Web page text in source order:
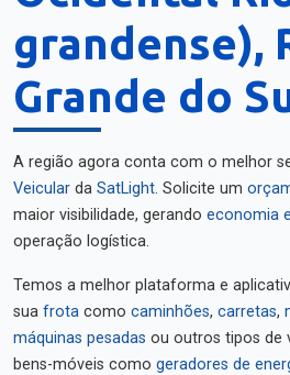
grandense),
Grande do
A região agora conta com o melhor
Veicular da SatLight. Solicite um
maior visibilidade, gerando economia
operação logística.
Temos a melhor plataforma e
sua frota como caminhões, carretas,
máquinas pesadas ou outros tipos de
bens-móveis como geradores de